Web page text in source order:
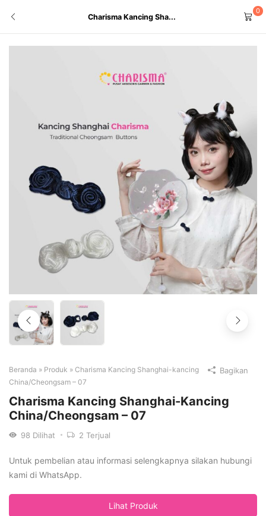
Charisma Kancing Sha...
0
Beranda » Produk » Charisma Kancing Shanghai-kancing
China/Cheongsam – 07
Charisma Kancing Shanghai-Kancing
China/Cheongsam – 07
98 Dilihat 2 Terjual
Untuk pembelian atau informasi selengkapnya silakan hubungi
kami di WhatsApp.
Lihat Produk
Bagikan